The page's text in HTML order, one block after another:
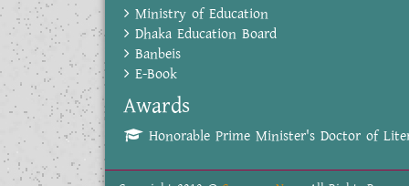
Ministry of Education
Dhaka Education Board
Banbeis
E-Book
Awards
Honorable Prime Minister's Doctor of